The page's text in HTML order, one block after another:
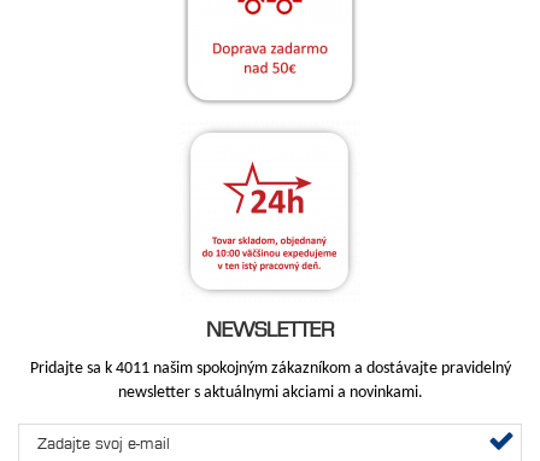
NEWSLETTER
Pridajte sa k 4011 našim spokojným zákazníkom a dostávajte pravidelný
newsletter s aktuálnymi akciami a novinkami.